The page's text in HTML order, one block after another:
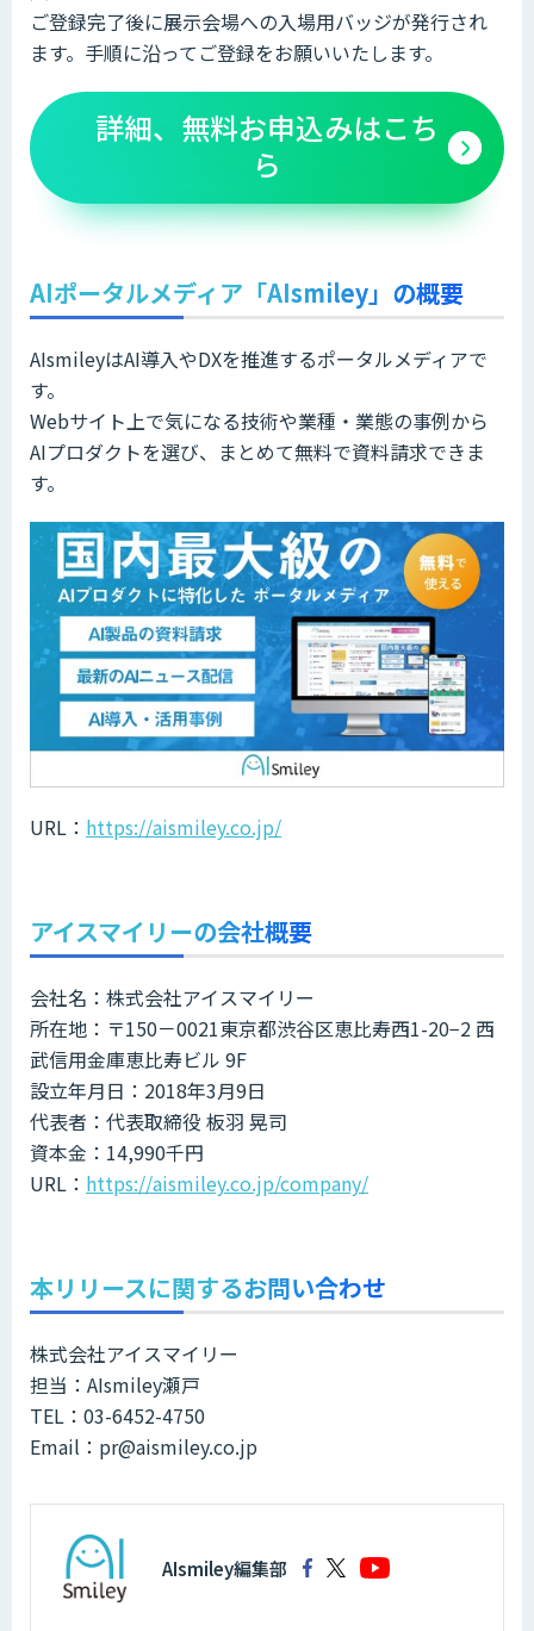
ご登録完了後に展示会場への入場用バッジが発行され
ます。手順に沿ってご登録をお願いいたします。
詳細、無料お申込みはこち
ら
AIポータルメディア「AIsmiley」の概要
AIsmileyはAI導入やDXを推進するポータルメディアで
す。
Webサイト上で気になる技術や業種・業態の事例から
AIプロダクトを選び、まとめて無料で資料請求できま
す。
URL： https://aismiley.co.jp/
アイスマイリーの会社概要
会社名：株式会社アイスマイリー
所在地：〒150－0021東京都渋谷区恵比寿西1-20−2 西
武信用金庫恵比寿ビル 9F
設立年月日：2018年3月9日
代表者：代表取締役 板羽 晃司
資本金：14,990千円
URL： https://aismiley.co.jp/company/
本リリースに関するお問い合わせ
株式会社アイスマイリー
担当：AIsmiley瀬戸
TEL：03-6452-4750
Email：pr@aismiley.co.jp
AIsmiley編集部